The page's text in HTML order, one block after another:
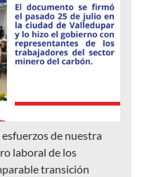
de nuestra
laboral de los
transición